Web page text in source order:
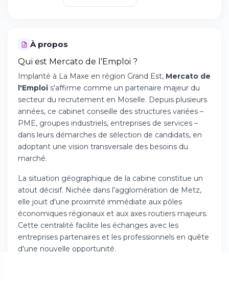
À propos
Qui est Mercato de l'Emploi ?
Implanté à La Maxe en région Grand Est, Mercato de
l'Emploi s'affirme comme un partenaire majeur du
secteur du recrutement en Moselle. Depuis plusieurs
années, ce cabinet conseille des structures variées –
PME, groupes industriels, entreprises de services –
dans leurs démarches de sélection de candidats, en
adoptant une vision transversale des besoins du
marché.
La situation géographique de la cabine constitue un
atout décisif. Nichée dans l'agglomération de Metz,
elle jouit d'une proximité immédiate aux pôles
économiques régionaux et aux axes routiers majeurs.
Cette centralité facilite les échanges avec les
entreprises partenaires et les professionnels en quête
d'une nouvelle opportunité.